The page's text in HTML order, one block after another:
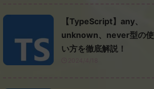
【TypeScript】any、
unknown、never型の使
い方を徹底解説！